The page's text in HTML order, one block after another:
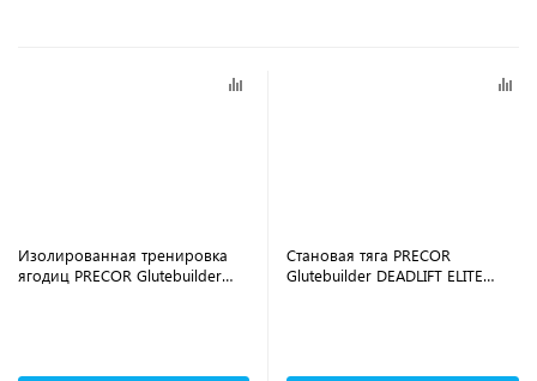
Изолированная тренировка
ягодиц PRECOR Glutebuilder
Становая тяга PRECOR
Glutebuilder DEADLIFT ELITE